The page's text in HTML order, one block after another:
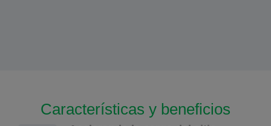
Características y beneficios